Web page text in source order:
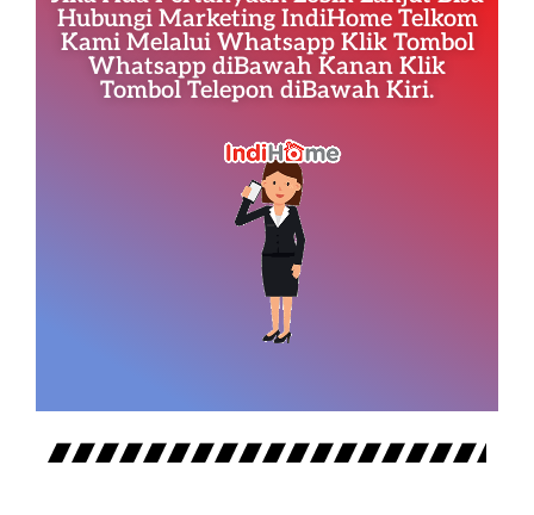
Hubungi Marketing IndiHome Telkom
Kami Melalui Whatsapp Klik Tombol
Whatsapp diBawah Kanan Klik
Tombol Telepon diBawah Kiri.